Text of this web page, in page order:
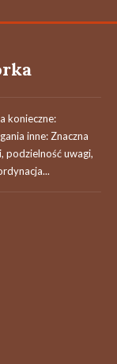
konieczne:
inne: Znaczna
podzielność uwagi,